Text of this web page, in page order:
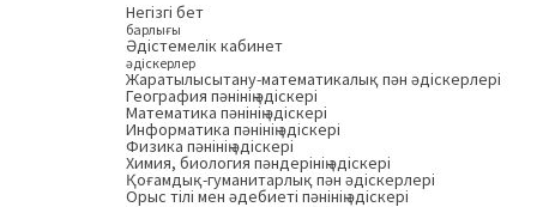
Негізгі бет
барлығы
Әдістемелік кабинет
әдіскерлер
Жаратылысытану-математикалық пән әдіскерлері
География пәнінің әдіскері
Математика пәнінің әдіскері
Информатика пәнінің әдіскері
Физика пәнінің әдіскері
Химия, биология пәндерінің әдіскері
Қоғамдық-гуманитарлық пән әдіскерлері
Орыс тілі мен әдебиеті пәнінің әдіскері